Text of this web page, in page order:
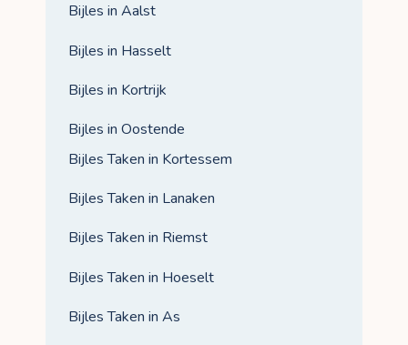
Bijles in Aalst
Bijles in Hasselt
Bijles in Kortrijk
Bijles in Oostende
Bijles Taken in Kortessem
Bijles Taken in Lanaken
Bijles Taken in Riemst
Bijles Taken in Hoeselt
Bijles Taken in As